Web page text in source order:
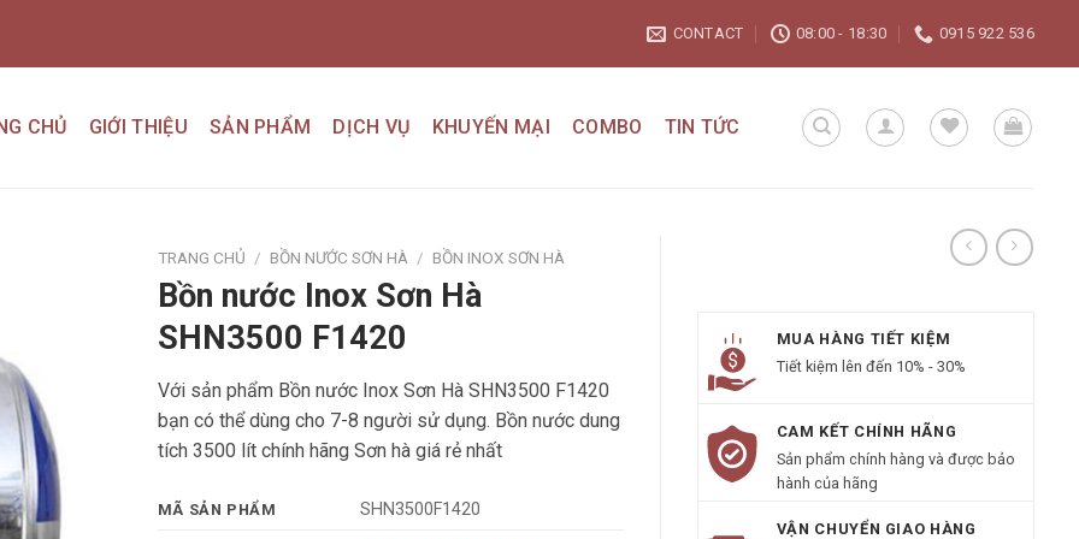
CONTACT 08:00 - 18:30 0915 922 536
CHỦ GIỚI THIỆU SẢN PHẨM DỊCH VỤ KHUYẾN MẠI COMBO TIN TỨC
TRANG CHỦ / BỒN NƯỚC SƠN HÀ / BỒN INOX SƠN HÀ
Bồn nước Inox Sơn Hà
SHN3500 F1420
Với sản phẩm Bồn nước Inox Sơn Hà SHN3500 F1420
bạn có thể dùng cho 7-8 người sử dụng. Bồn nước dung
tích 3500 lít chính hãng Sơn hà giá rẻ nhất
MÃ SẢN PHẨM SHN3500F1420
MUA HÀNG TIẾT KIỆM
Tiết kiệm lên đến 10% - 30%
CAM KẾT CHÍNH HÃNG
Sản phẩm chính hàng và được bảo
hành của hãng
VẬN CHUYỂN GIAO HÀNG